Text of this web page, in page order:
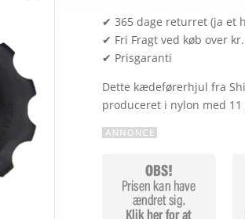
✔ 365 dage returret (ja et
✔ Fri Fragt ved køb over
✔ Prisgaranti
Dette kædeførerhjul fra
produceret i nylon med